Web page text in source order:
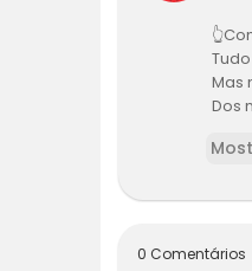
Mas
Dos
0 Comentários